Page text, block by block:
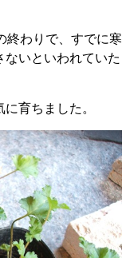
終わりで、すでに寒
ないといわれていた
育ちました。